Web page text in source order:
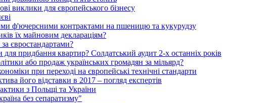
виклики для європейського бізнесу
ф'ючерсними контрактами на пшеницю та кукурудзу
їх майновим деклараціям?
євростандартами?
придбання квартир? Солдатський аудит 2-х останніх років
або продаж українських громадян за мільярд?
при переході на європейські технічні стандарти
його відставки в 2017 – погляд експертів
з Польщі та України
без сепаратизму"